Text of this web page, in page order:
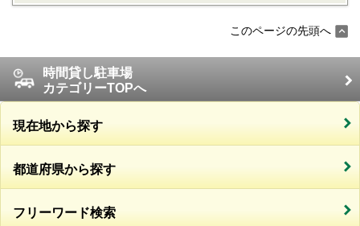
このページの先頭へ
時間貸し駐車場
カテゴリーTOPへ
現在地から探す
都道府県から探す
フリーワード検索